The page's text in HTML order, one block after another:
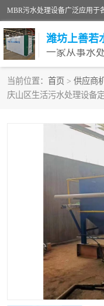
潍坊上善若
一家从事水
当前位置： 首页 > 供应商
庆山区生活污水处理设备
污水处理设备
生活污水处理设备
洗涤污水处理设备
养殖污水处理设备
一体化污水处理设
医院辐射污水衰变池